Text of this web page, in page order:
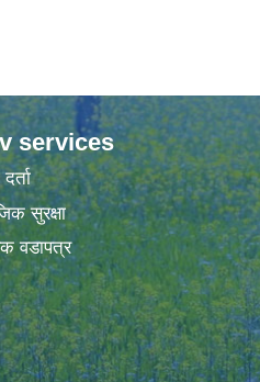
services
सुरक्षा
वडापत्र